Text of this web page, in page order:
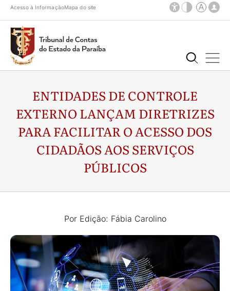
Acesso à InformaçãoMapa do site
ENTIDADES DE CONTROLE
EXTERNO LANÇAM DIRETRIZES
PARA FACILITAR O ACESSO DOS
CIDADÃOS AOS SERVIÇOS
PÚBLICOS
Por Edição: Fábia Carolino